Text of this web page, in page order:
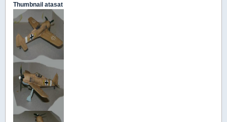
Thumbnail atasat